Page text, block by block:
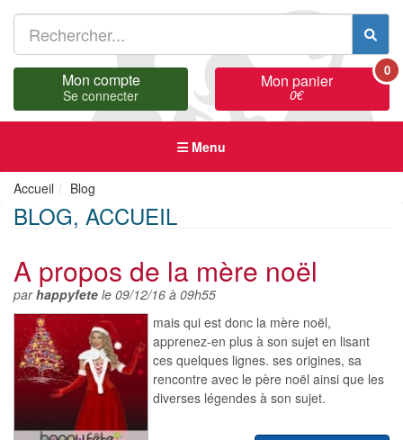
Mon compte
Se connecter
Mon panier
0€
0
Menu
Accueil Blog
BLOG, ACCUEIL
A propos de la mère noël
parhappyfete le 09/12/16 à 09h55
mais qui est donc la mère noël,
apprenez-en plus à son sujet en lisant
ces quelques lignes. ses origines, sa
rencontre avec le père noël ainsi que les
diverses légendes à son sujet.